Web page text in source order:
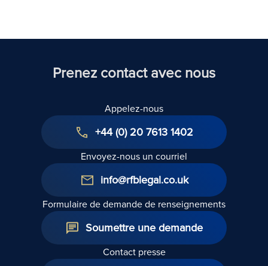
Prenez contact avec nous
Appelez-nous
+44 (0) 20 7613 1402
Envoyez-nous un courriel
info@rfblegal.co.uk
Formulaire de demande de renseignements
Soumettre une demande
Contact presse